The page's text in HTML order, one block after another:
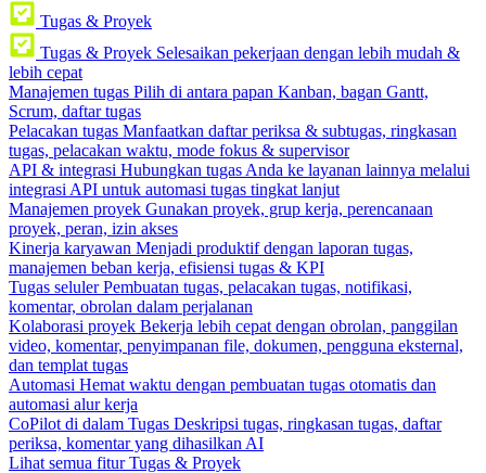
Tugas & Proyek
Tugas & Proyek Selesaikan pekerjaan dengan lebih mudah &
lebih cepat
Manajemen tugas Pilih di antara papan Kanban, bagan Gantt,
Scrum, daftar tugas
Pelacakan tugas Manfaatkan daftar periksa & subtugas, ringkasan
tugas, pelacakan waktu, mode fokus & supervisor
API & integrasi Hubungkan tugas Anda ke layanan lainnya melalui
integrasi API untuk automasi tugas tingkat lanjut
Manajemen proyek Gunakan proyek, grup kerja, perencanaan
proyek, peran, izin akses
Kinerja karyawan Menjadi produktif dengan laporan tugas,
manajemen beban kerja, efisiensi tugas & KPI
Tugas seluler Pembuatan tugas, pelacakan tugas, notifikasi,
komentar, obrolan dalam perjalanan
Kolaborasi proyek Bekerja lebih cepat dengan obrolan, panggilan
video, komentar, penyimpanan file, dokumen, pengguna eksternal,
dan templat tugas
Automasi Hemat waktu dengan pembuatan tugas otomatis dan
automasi alur kerja
CoPilot di dalam Tugas Deskripsi tugas, ringkasan tugas, daftar
periksa, komentar yang dihasilkan AI
Lihat semua fitur Tugas & Proyek